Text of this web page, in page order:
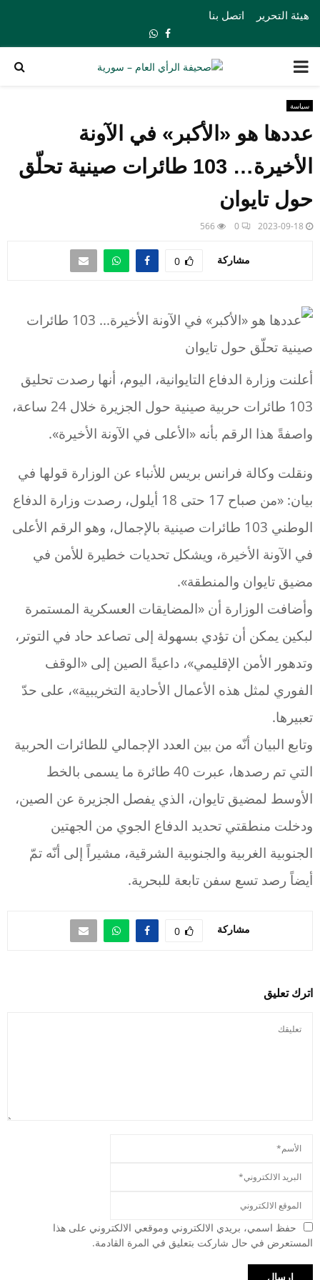
هيئة التحرير اتصل بنا
Facebook
Whatsapp
PRIMARY
MENU
سياسة
عددها هو «الأكبر» في الآونة
الأخيرة… 103 طائرات صينية تحلّق
حول تايوان
2023-09-18
0
566
مشاركة 0
أعلنت وزارة الدفاع التايوانية، اليوم، أنها رصدت تحليق
103 طائرات حربية صينية حول الجزيرة خلال 24 ساعة،
واصفةً هذا الرقم بأنه «الأعلى في الآونة الأخيرة».
ونقلت وكالة فرانس بريس للأنباء عن الوزارة قولها في
بيان: «من صباح 17 حتى 18 أيلول، رصدت وزارة الدفاع
الوطني 103 طائرات صينية بالإجمال، وهو الرقم الأعلى
في الآونة الأخيرة، ويشكل تحديات خطيرة للأمن في
مضيق تايوان والمنطقة».
وأضافت الوزارة أن «المضايقات العسكرية المستمرة
لبكين يمكن أن تؤدي بسهولة إلى تصاعد حاد في التوتر،
وتدهور الأمن الإقليمي»، داعيةً الصين إلى «الوقف
الفوري لمثل هذه الأعمال الأحادية التخريبية»، على حدّ
تعبيرها.
وتابع البيان أنّه من بين العدد الإجمالي للطائرات الحربية
التي تم رصدها، عبرت 40 طائرة ما يسمى بالخط
الأوسط لمضيق تايوان، الذي يفصل الجزيرة عن الصين،
ودخلت منطقتي تحديد الدفاع الجوي من الجهتين
الجنوبية الغربية والجنوبية الشرقية، مشيراً إلى أنّه تمّ
أيضاً رصد تسع سفن تابعة للبحرية.
مشاركة 0
اترك تعليق
حفظ اسمي، بريدي الالكتروني وموقعي الالكتروني على هذا
المستعرض في حال شاركت بتعليق في المرة القادمة.